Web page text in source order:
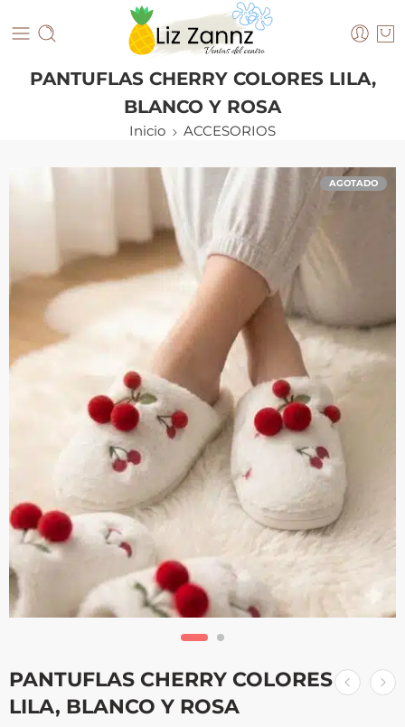
PANTUFLAS CHERRY COLORES LILA,
BLANCO Y ROSA
Inicio ACCESORIOS
AGOTADO
PANTUFLAS CHERRY COLORES
LILA, BLANCO Y ROSA